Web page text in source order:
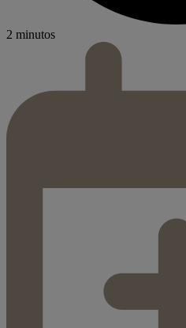
2 minutos